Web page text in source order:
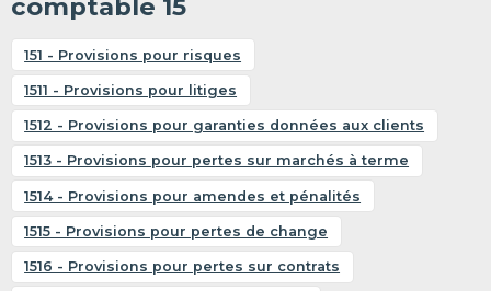
comptable 15
151 - Provisions pour risques
1511 - Provisions pour litiges
1512 - Provisions pour garanties données aux clients
1513 - Provisions pour pertes sur marchés à terme
1514 - Provisions pour amendes et pénalités
1515 - Provisions pour pertes de change
1516 - Provisions pour pertes sur contrats